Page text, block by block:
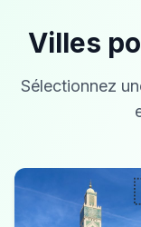
Villes
Sélectionnez